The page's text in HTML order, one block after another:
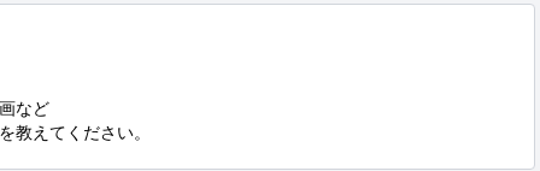
など
教えてください。